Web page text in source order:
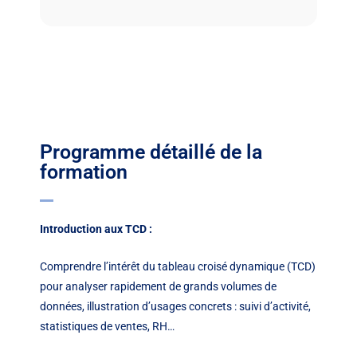
Programme détaillé de la
formation
Introduction aux TCD :
Comprendre l’intérêt du tableau croisé dynamique (TCD)
pour analyser rapidement de grands volumes de
données, illustration d’usages concrets : suivi d’activité,
statistiques de ventes, RH…